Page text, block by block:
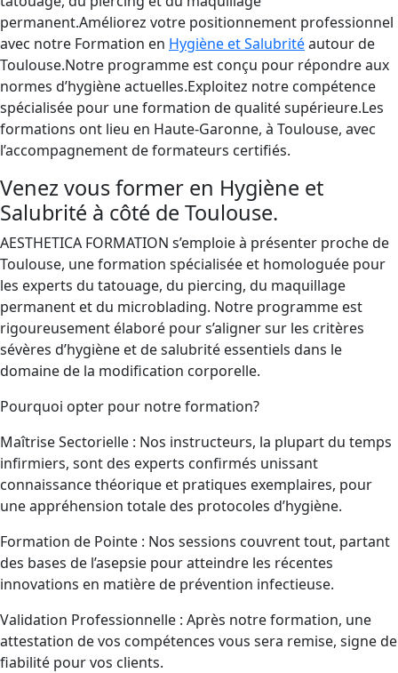
permanent.Améliorez votre positionnement professionnel
avec notre Formation en Hygiène et Salubritéautour de
Toulouse.Notre programme est conçu pour répondre aux
normes d’hygiène actuelles.Exploitez notre compétence
spécialisée pour une formation de qualité supérieure.Les
formations ont lieu en Haute-Garonne, à Toulouse, avec
l’accompagnement de formateurs certifiés.
Venez vous former en Hygiène et
Salubrité à côté de Toulouse.
AESTHETICA FORMATION s’emploie à présenter proche de
Toulouse, une formation spécialisée et homologuée pour
les experts du tatouage, du piercing, du maquillage
permanent et du microblading. Notre programme est
rigoureusement élaboré pour s’aligner sur les critères
sévères d’hygiène et de salubrité essentiels dans le
domaine de la modification corporelle.
Pourquoi opter pour notre formation?
Maîtrise Sectorielle : Nos instructeurs, la plupart du temps
infirmiers, sont des experts confirmés unissant
connaissance théorique et pratiques exemplaires, pour
une appréhension totale des protocoles d’hygiène.
Formation de Pointe : Nos sessions couvrent tout, partant
des bases de l’asepsie pour atteindre les récentes
innovations en matière de prévention infectieuse.
Validation Professionnelle : Après notre formation, une
attestation de vos compétences vous sera remise, signe de
fiabilité pour vos clients.